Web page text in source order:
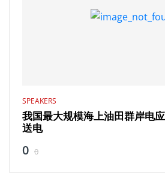
SPEAKERS
我国最大规模海上油田群岸电
送电
0 0